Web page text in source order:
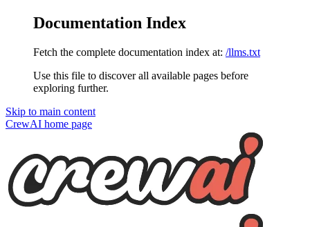
Documentation Index
Fetch the complete documentation index at: /llms.txt
Use this file to discover all available pages before
exploring further.
Skip to main content
CrewAI home page